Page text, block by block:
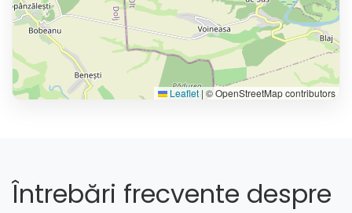
Leaflet | © OpenStreetMap contributors
Întrebări frecvente despre